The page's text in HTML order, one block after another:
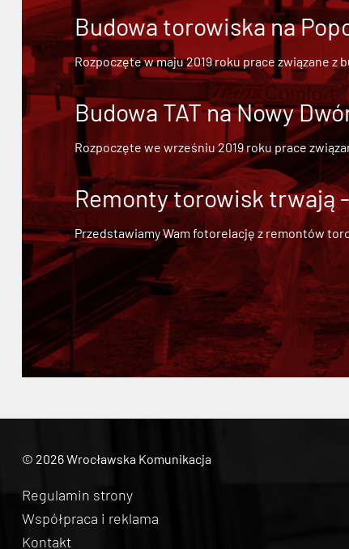
Budowa torowiska na
Rozpoczęte w maju 2019 roku prace związane z
Budowa TAT na Nowy
Rozpoczęte we wrześniu 2019 roku prace
Remonty torowisk trwają -
Przedstawiamy Wam fotorelację z remontów
© 2026 Wrocławska Komunikacja
Regulamin strony
Współpraca i reklama
Kontakt